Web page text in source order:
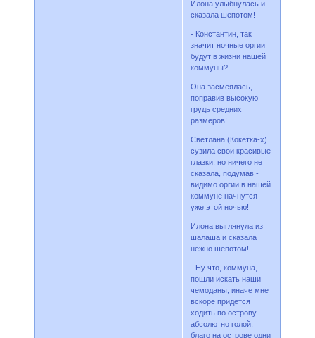
Илона улыбнулась и
сказала шепотом!
- Константин, так
значит ночные оргии
будут в жизни нашей
коммуны?
Она засмеялась,
поправив высокую
грудь средних
размеров!
Светлана (Кокетка-х)
сузила свои красивые
глазки, но ничего не
сказала, подумав -
видимо оргии в нашей
коммуне начнутся
уже этой ночью!
Илона выглянула из
шалаша и сказала
нежно шепотом!
- Ну что, коммуна,
пошли искать наши
чемоданы, иначе мне
вскоре придется
ходить по острову
абсолютно голой,
благо на острове одни